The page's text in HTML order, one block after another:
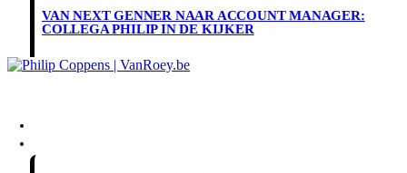
VAN NEXT GENNER NAAR ACCOUNT MANAGER:
COLLEGA PHILIP IN DE KIJKER